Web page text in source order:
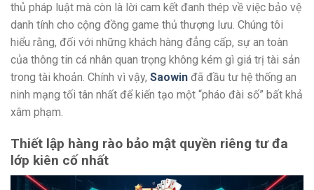
thủ pháp luật mà còn là lời cam kết đanh thép về việc bảo vệ
danh tính cho cộng đồng game thủ thượng lưu. Chúng tôi
hiểu rằng, đối với những khách hàng đẳng cấp, sự an toàn
của thông tin cá nhân quan trọng không kém gì giá trị tài sản
trong tài khoản. Chính vì vậy, Saowin đã đầu tư hệ thống an
ninh mạng tối tân nhất để kiến tạo một “pháo đài số” bất khả
xâm phạm.
Thiết lập hàng rào bảo mật quyền riêng tư đa
lớp kiên cố nhất